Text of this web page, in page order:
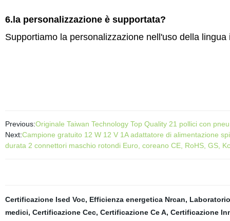
6.la personalizzazione è supportata?
Supportiamo la personalizzazione nell'uso della
Previous:Originale Taiwan Technology Top Quality 21 pollici con
Next:Campione gratuito 12 W 12 V 1A adattatore di alimentazione
durata 2 connettori maschio rotondi Euro, coreano CE, RoHS, GS,
Certificazione Ised Voc, Efficienza energetica Nrcan,
medici, Certificazione Cec, Certificazione Ce A, Certificazione